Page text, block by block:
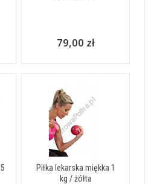
79,00 zł
Piłka lekarska miękka 1
kg / żółta